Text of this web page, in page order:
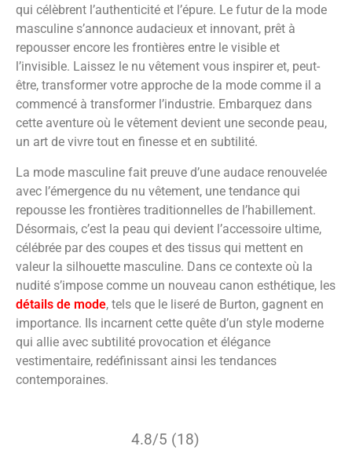
qui célèbrent l’authenticité et l’épure. Le futur de la mode
masculine s’annonce audacieux et innovant, prêt à
repousser encore les frontières entre le visible et
l’invisible. Laissez le nu vêtement vous inspirer et, peut-
être, transformer votre approche de la mode comme il a
commencé à transformer l’industrie. Embarquez dans
cette aventure où le vêtement devient une seconde peau,
un art de vivre tout en finesse et en subtilité.
La mode masculine fait preuve d’une audace renouvelée
avec l’émergence du nu vêtement, une tendance qui
repousse les frontières traditionnelles de l’habillement.
Désormais, c’est la peau qui devient l’accessoire ultime,
célébrée par des coupes et des tissus qui mettent en
valeur la silhouette masculine. Dans ce contexte où la
nudité s’impose comme un nouveau canon esthétique, les
détails de mode, tels que le liseré de Burton, gagnent en
importance. Ils incarnent cette quête d’un style moderne
qui allie avec subtilité provocation et élégance
vestimentaire, redéfinissant ainsi les tendances
contemporaines.
4.8/5 (18)